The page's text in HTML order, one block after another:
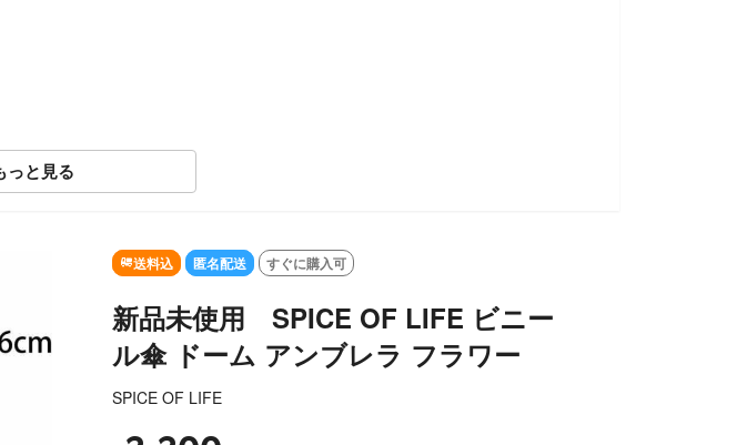
っと見る
送料込 匿名配送 すぐに購入可
新品未使用 SPICE OF LIFE ビニー
ル傘 ドーム アンブレラ フラワー
SPICE OF LIFE